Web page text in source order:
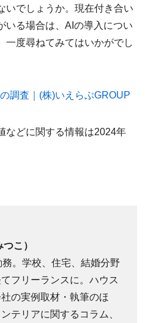
いでしょうか。現在付き合い
いる場合は、AIの導入につい
一度尋ねてみてはいかがでし
調査｜(株)いえらぶGROUP
などに関する情報は2024年
こ）
。学校、住宅、結婚分野
フリーランスに。ハウス
の実例取材・執筆のほ
テリアに関するコラム、